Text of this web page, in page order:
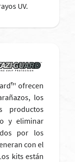
UV.
ofrecen
los
productos
y eliminar
por los
con el
kits están